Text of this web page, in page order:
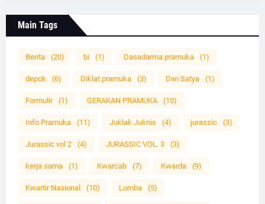
Main Tags
Berita (20) bi (1) Dasadarma pramuka (1)
depok (6) Diklat pramuka (3) Dwi Satya (1)
Formulir (1) GERAKAN PRAMUKA (10)
Info Pramuka (11) Juklak Juknis (4) jurassic (3)
Jurassic vol 2 (4) JURASSIC VOL. 3 (3)
kerja sama (1) Kwarcab (7) Kwarda (9)
Kwartir Nasional (10) Lomba (5)